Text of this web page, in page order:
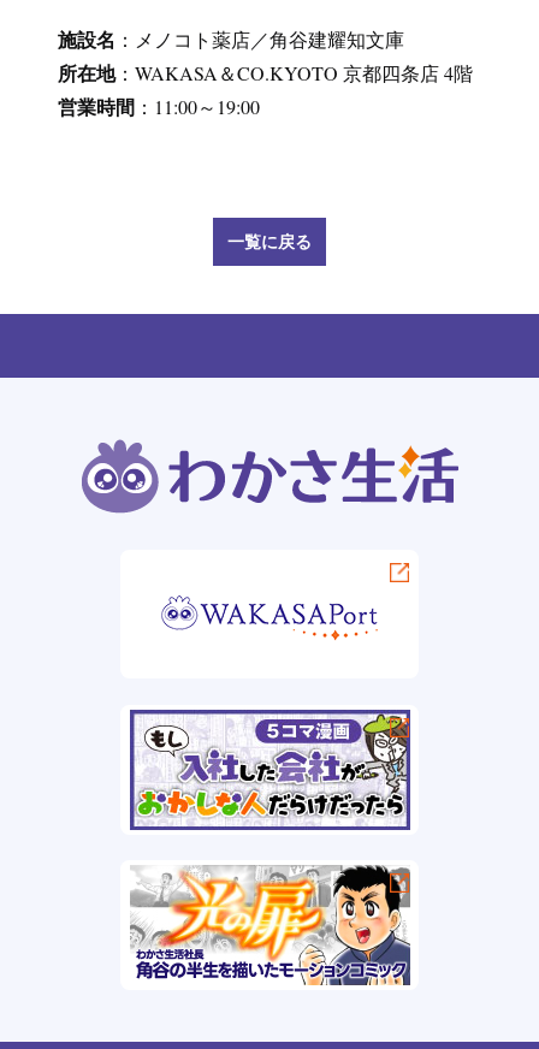
施設名 ：メノコト薬店／角谷建耀知文庫
所在地：WAKASA＆CO.KYOTO 京都四条店 4階
営業時間：11:00～19:00
一覧に戻る